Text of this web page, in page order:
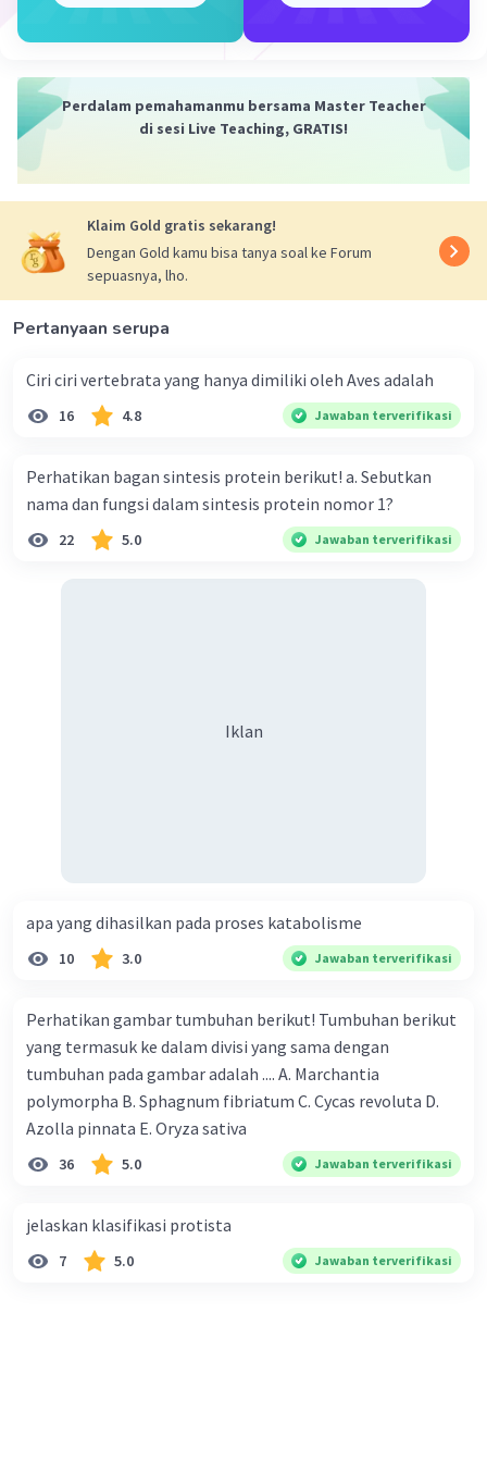
Beri Rating·0.0( 0) Balas
Perdalam pemahamanmu bersama Master Teacher
di sesi Live Teaching, GRATIS!
Klaim Gold gratis sekarang!
Dengan Gold kamu bisa tanya soal ke Forum
sepuasnya, lho.
Pertanyaan serupa
Ciri ciri vertebrata yang hanya dimiliki oleh Aves adalah
16 4.8 Jawaban terverifikasi
Perhatikan bagan sintesis protein berikut! a. Sebutkan
nama dan fungsi dalam sintesis protein nomor 1?
22 5.0 Jawaban terverifikasi
Iklan
apa yang dihasilkan pada proses katabolisme
10 3.0 Jawaban terverifikasi
Perhatikan gambar tumbuhan berikut! Tumbuhan berikut
yang termasuk ke dalam divisi yang sama dengan
tumbuhan pada gambar adalah .... A. Marchantia
polymorpha B. Sphagnum fibriatum C. Cycas revoluta D.
Azolla pinnata E. Oryza sativa
36 5.0 Jawaban terverifikasi
jelaskan klasifikasi protista
7 5.0 Jawaban terverifikasi